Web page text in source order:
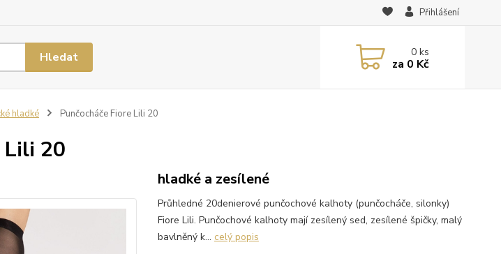
Přihlášení
Hledat 0ks
za 0 Kč
hladké Punčocháče Fiore Lili 20
Lili 20
hladké a zesílené
Průhledné 20denierové punčochové kalhoty (punčocháče, silonky)
Fiore Lili. Punčochové kalhoty mají zesílený sed, zesílené špičky, malý
bavlněný k... celý popis